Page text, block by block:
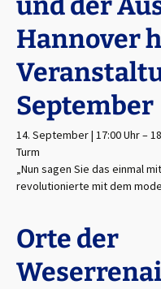
Hannover
September
14. September | 17:00 Uhr–
Turm
„Nun sagen Sie das einmal
revolutionierte mit dem
Orte der